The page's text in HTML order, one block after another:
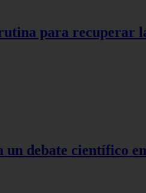
para recuperar
un debate científico